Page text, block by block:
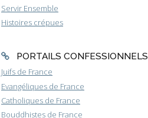
Servir Ensemble
Histoires crépues
PORTAILS CONFESSIONNELS
Juifs de France
Evangéliques de France
Catholiques de France
Bouddhistes de France